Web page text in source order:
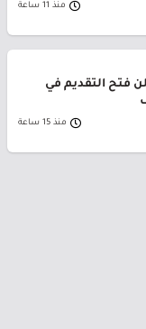
منذ 11 ساعة
فتح التقديم في
منذ 15 ساعة